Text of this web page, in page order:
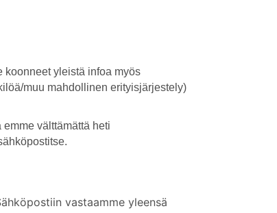
koonneet yleistä infoa myös
muu mahdollinen erityisjärjestely)
emme välttämättä heti
.
vastaamme yleensä